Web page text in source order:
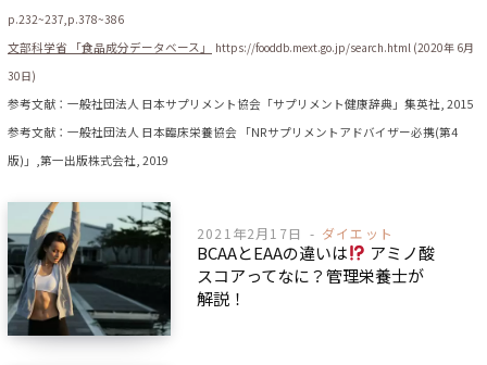
p.232~237,p.378~386
文部科学省 「食品成分データベース」
https://fooddb.mext.go.jp/search.html (2020年 6月
30日)
参考文献：一般社団法人 日本サプリメント協会「サプリメント健康辞典」集英社, 2015
参考文献：一般社団法人 日本臨床栄養協会 「NRサプリメントアドバイザー必携(第4
版)」,第一出版株式会社, 2019
ダイエット
2021年2月17日
BCAAとEAAの違いは
アミノ酸
スコアってなに？管理栄養士が
解説！